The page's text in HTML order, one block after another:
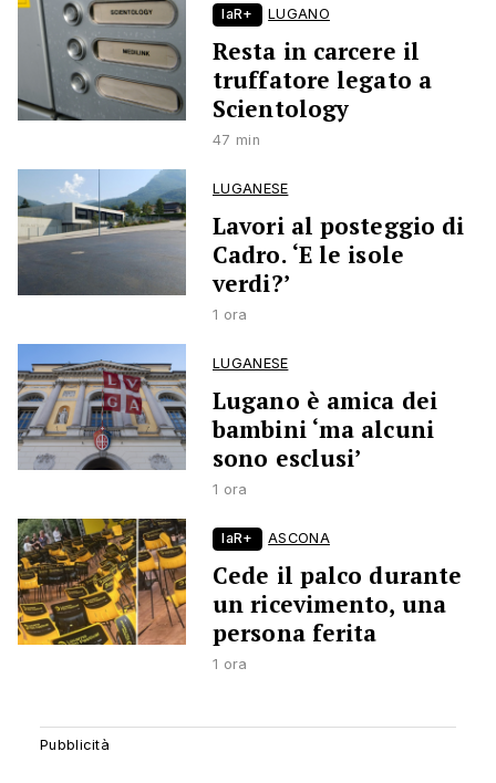
laR+ LUGANO
Resta in carcere il
truffatore legato a
Scientology
47 min
LUGANESE
Lavori al posteggio di
Cadro. ‘E le isole
verdi?’
1 ora
LUGANESE
Lugano è amica dei
bambini ‘ma alcuni
sono esclusi’
1 ora
laR+ ASCONA
Cede il palco durante
un ricevimento, una
persona ferita
1 ora